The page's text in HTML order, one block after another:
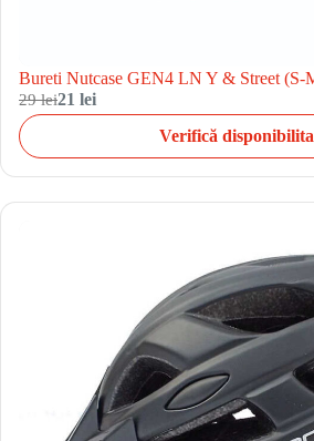
Bureti Nutcase GEN4 LN Y & Street (S-
29 lei21 lei
Verifică